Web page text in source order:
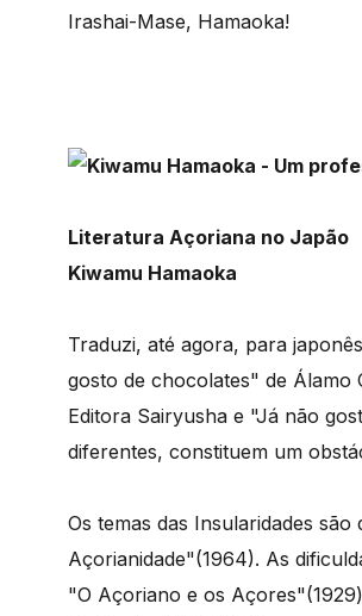
Irashai-Mase, Hamaoka!
Literatura Açoriana no Japão
Kiwamu Hamaoka
Traduzi, até agora, para
gosto de chocolates" de Álamo
Editora Sairyusha e "Já não
diferentes, constituem um
Os temas das Insularidades
Açorianidade"(1964). As
"O Açoriano e os